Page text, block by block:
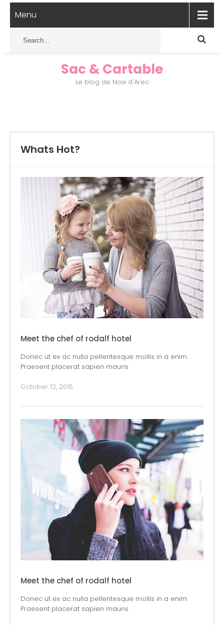
Menu
Sac & Cartable
Le blog de Noix d'Arec
Whats Hot?
Meet the chef of rodalf hotel
Donec ut ex ac nulla pellentesque mollis in a enim.
Praesent placerat sapien mauris
October 12, 2015
Meet the chef of rodalf hotel
Donec ut ex ac nulla pellentesque mollis in a enim.
Praesent placerat sapien mauris